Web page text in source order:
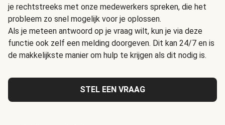
je rechtstreeks met onze medewerkers spreken, die het
probleem zo snel mogelijk voor je oplossen.
Als je meteen antwoord op je vraag wilt, kun je via deze
functie ook zelf een melding doorgeven. Dit kan 24/7 en is
de makkelijkste manier om hulp te krijgen als dit nodig is.
STEL EEN VRAAG